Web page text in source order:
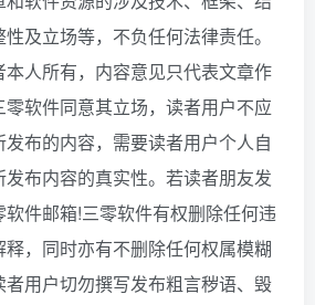
及立场等，不负任何法律责任。
本人所有，内容意见只代表文章作
软件同意其立场，读者用户不应
布的内容，需要读者用户个人自
布内容的真实性。若读者朋友发
件邮箱!三零软件有权删除任何违
，同时亦有不删除任何权属模糊
者用户切勿撰写发布粗言秽语、毁